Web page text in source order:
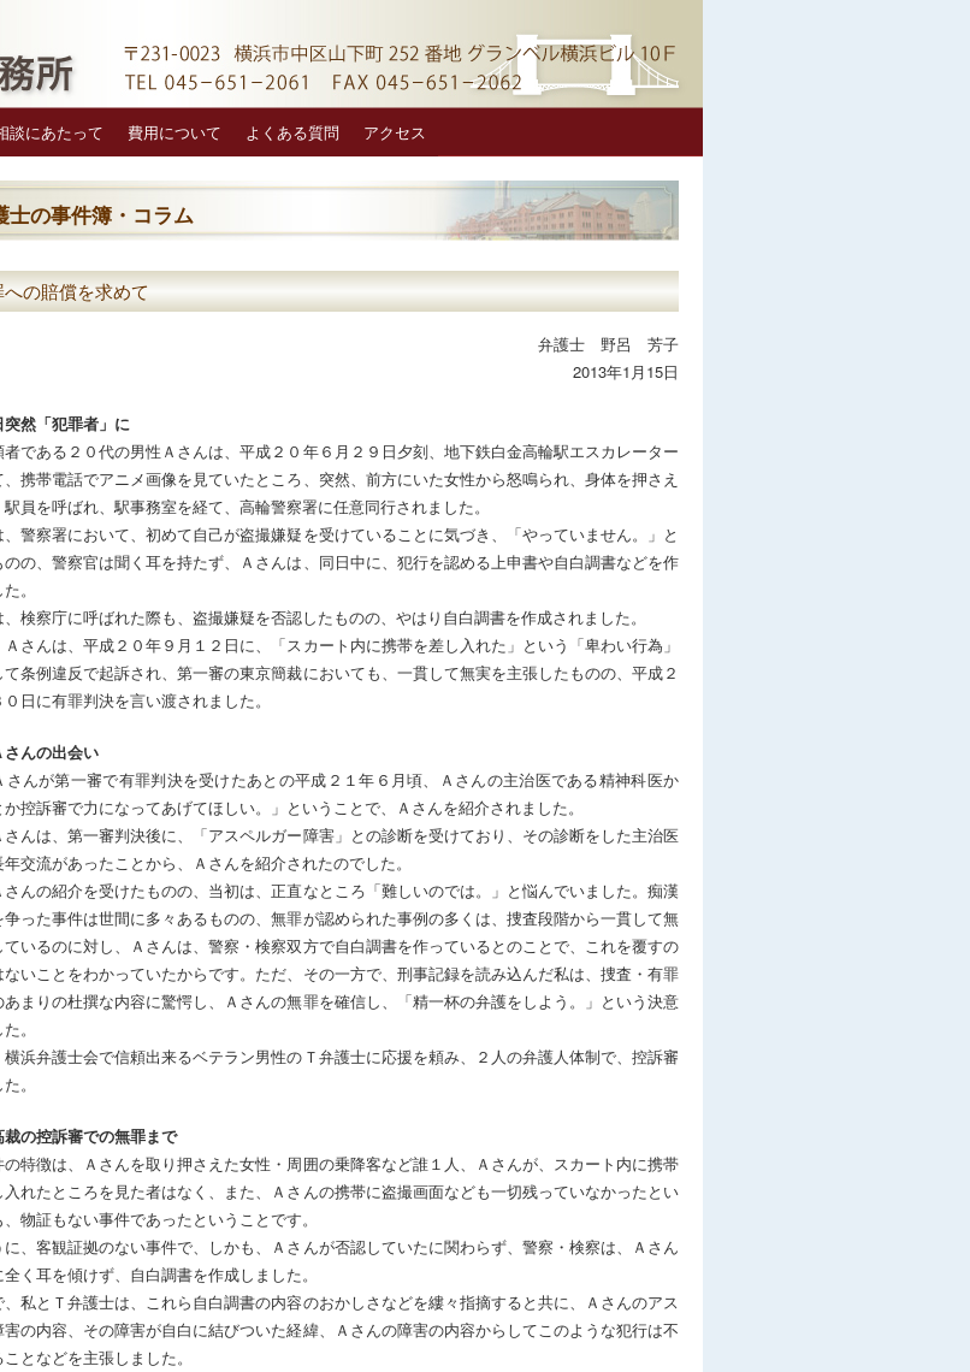
談にあたって 費用について よくある質問 アクセス
士の事件簿・コラム
の賠償を求めて
弁護士 野呂 芳子
2013年1月15日
然「犯罪者」に
である２０代の男性Ａさんは、平成２０年６月２９日夕刻、地下鉄白金高輪駅エスカレーター
携帯電話でアニメ画像を見ていたところ、突然、前方にいた女性から怒鳴られ、身体を押さえ
員を呼ばれ、駅事務室を経て、高輪警察署に任意同行されました。
警察署において、初めて自己が盗撮嫌疑を受けていることに気づき、「やっていません。」と
の、警察官は聞く耳を持たず、Ａさんは、同日中に、犯行を認める上申書や自白調書などを作
。
検察庁に呼ばれた際も、盗撮嫌疑を否認したものの、やはり自白調書を作成されました。
さんは、平成２０年９月１２日に、「スカート内に携帯を差し入れた」という「卑わい行為」
て条例違反で起訴され、第一審の東京簡裁においても、一貫して無実を主張したものの、平成２
日に有罪判決を言い渡されました。
んの出会い
んが第一審で有罪判決を受けたあとの平成２１年６月頃、Ａさんの主治医である精神科医か
か控訴審で力になってあげてほしい。」ということで、Ａさんを紹介されました。
んは、第一審判決後に、「アスペルガー障害」との診断を受けており、その診断をした主治医
交流があったことから、Ａさんを紹介されたのでした。
んの紹介を受けたものの、当初は、正直なところ「難しいのでは。」と悩んでいました。痴漢
った事件は世間に多々あるものの、無罪が認められた事例の多くは、捜査段階から一貫して無
いるのに対し、Ａさんは、警察・検察双方で自白調書を作っているとのことで、これを覆すの
ないことをわかっていたからです。ただ、その一方で、刑事記録を読み込んだ私は、捜査・有罪
あまりの杜撰な内容に驚愕し、Ａさんの無罪を確信し、「精一杯の弁護をしよう。」という決意
。
浜弁護士会で信頼出来るベテラン男性のＴ弁護士に応援を頼み、２人の弁護人体制で、控訴審
。
の控訴審での無罪まで
特徴は、Ａさんを取り押さえた女性・周囲の乗降客など誰１人、Ａさんが、スカート内に携帯
入れたところを見た者はなく、また、Ａさんの携帯に盗撮画面なども一切残っていなかったとい
物証もない事件であったということです。
、客観証拠のない事件で、しかも、Ａさんが否認していたに関わらず、警察・検察は、Ａさん
く耳を傾けず、自白調書を作成しました。
私とＴ弁護士は、これら自白調書の内容のおかしさなどを縷々指摘すると共に、Ａさんのアス
の内容、その障害が自白に結びついた経緯、Ａさんの障害の内容からしてこのような犯行は不
となどを主張しました。